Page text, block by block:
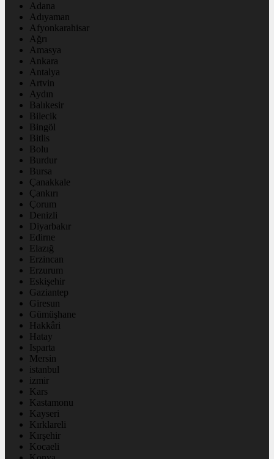
Adana
Adıyaman
Afyonkarahisar
Ağrı
Amasya
Ankara
Antalya
Artvin
Aydın
Balıkesir
Bilecik
Bingöl
Bitlis
Bolu
Burdur
Bursa
Çanakkale
Çankırı
Çorum
Denizli
Diyarbakır
Edirne
Elazığ
Erzincan
Erzurum
Eskişehir
Gaziantep
Giresun
Gümüşhane
Hakkâri
Hatay
Isparta
Mersin
istanbul
izmir
Kars
Kastamonu
Kayseri
Kırklareli
Kırşehir
Kocaeli